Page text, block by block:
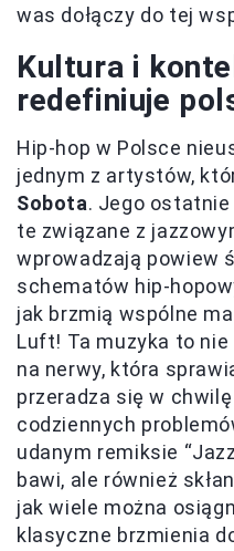
was dołączy do tej
Kultura i
redefiniuje
Hip-hop w Polsce
jednym z artystów,
Sobota. Jego ostatnie
te związane z
wprowadzają powiew
schematów hip-
jak brzmią wspólne
Luft! Ta muzyka to
na nerwy, która
przeradza się w
codziennych
udanym remiksie
bawi, ale również
jak wiele można
klasyczne brzmienia